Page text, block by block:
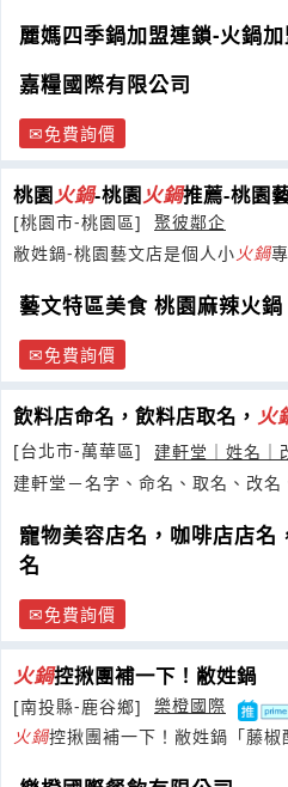
麗媽四季鍋加盟連鎖-火鍋
嘉糧國際有限公司
免費詢價
桃園火鍋-桃園火鍋推薦-桃園
[桃園市-桃園區]
聚彼鄰企
敝姓鍋-桃園藝文店是個人小火鍋
藝文特區美食 桃園麻辣火
免費詢價
飲料店命名，飲料店取名， 火
[台北市-萬華區]
建軒堂｜姓名｜
建軒堂－名字、命名、取名、改
寵物美容店名，咖啡店店名
名
免費詢價
火鍋控揪團補一下！敝姓鍋
[南投縣-鹿谷鄉]
樂橙國際
火鍋控揪團補一下！敝姓鍋「藤